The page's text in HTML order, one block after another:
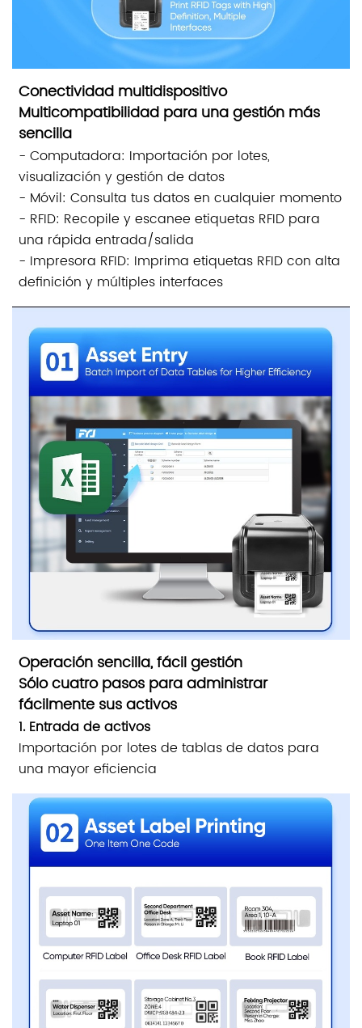
Conectividad multidispositivo
Multicompatibilidad para una gestión más
sencilla
- Computadora: Importación por lotes,
visualización y gestión de datos
- Móvil: Consulta tus datos en cualquier momento
- RFID: Recopile y escanee etiquetas RFID para
una rápida entrada/salida
- Impresora RFID: Imprima etiquetas RFID con alta
definición y múltiples interfaces
Operación sencilla, fácil gestión
Sólo cuatro pasos para administrar
fácilmente sus activos
1. Entrada de activos
Importación por lotes de tablas de datos para
una mayor eficiencia